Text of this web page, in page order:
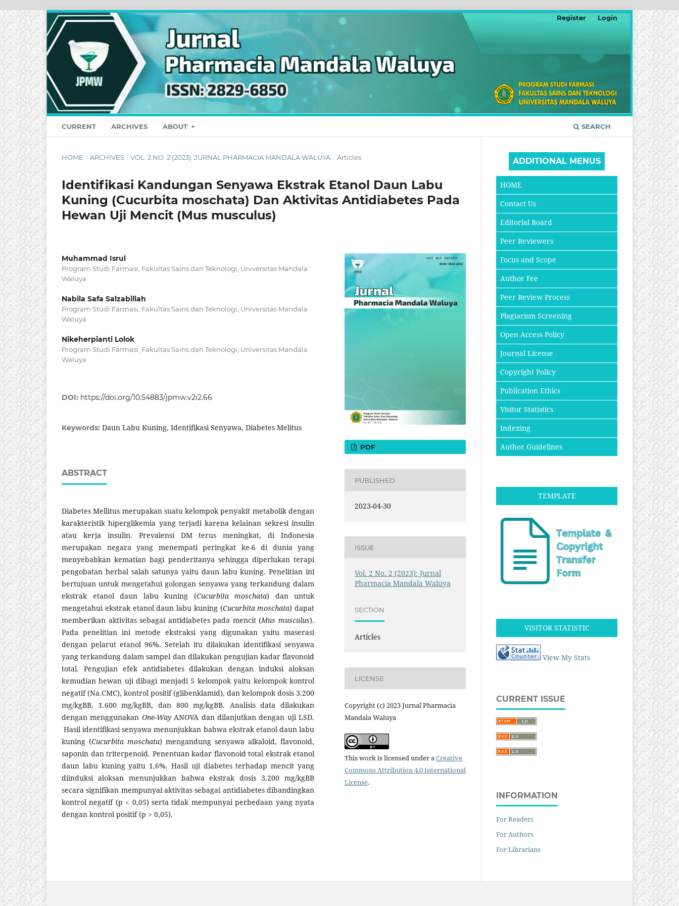
CURRENT ARCHIVES ABOUT SEARCH
Register Login
HOME / ARCHIVES / VOL. 2 NO. 2 (2023): JURNAL PHARMACIA MANDALA WALUYA / Articles
Identifikasi Kandungan Senyawa Ekstrak Etanol Daun Labu
Kuning (Cucurbita moschata) Dan Aktivitas Antidiabetes Pada
Hewan Uji Mencit (Mus musculus)
Muhammad Isrul
Program Studi Farmasi, Fakultas Sains dan Teknologi, Universitas Mandala
Waluya
Nabila Safa Salzabillah
Program Studi Farmasi, Fakultas Sains dan Teknologi, Universitas Mandala
Waluya
Nikeherpianti Lolok
Program Studi Farmasi, Fakultas Sains dan Teknologi, Universitas Mandala
Waluya
DOI: https://doi.org/10.54883/jpmw.v2i2.66
Keywords: Daun Labu Kuning, Identifikasi Senyawa, Diabetes Melitus
ABSTRACT
Diabetes Mellitus merupakan suatu kelompok penyakit metabolik dengan
karakteristik hiperglikemia yang terjadi karena kelainan sekresi insulin
atau kerja insulin. Prevalensi DM terus meningkat, di Indonesia
merupakan negara yang menempati peringkat ke-6 di dunia yang
menyebabkan kematian bagi penderitanya sehingga diperlukan terapi
pengobatan herbal salah satunya yaitu daun labu kuning. Penelitian ini
bertujuan untuk mengetahui golongan senyawa yang terkandung dalam
ekstrak etanol daun labu kuning (Cucurbita moschata) dan untuk
mengetahui ekstrak etanol daun labu kuning (Cucurbita moschata) dapat
memberikan aktivitas sebagai antidiabetes pada mencit (Mus musculus).
Pada penelitian ini metode ekstraksi yang digunakan yaitu maserasi
dengan pelarut etanol 96%. Setelah itu dilakukan identifikasi senyawa
yang terkandung dalam sampel dan dilakukan pengujian kadar flavonoid
total. Pengujian efek antidiabetes dilakukan dengan induksi aloksan
kemudian hewan uji dibagi menjadi 5 kelompok yaitu kelompok kontrol
negatif (Na.CMC), kontrol positif (glibenklamid), dan kelompok dosis 3.200
mg/kgBB, 1.600 mg/kgBB, dan 800 mg/kgBB. Analisis data dilakukan
dengan menggunakan One-WayANOVA dan dilanjutkan dengan uji LSD.
Hasil identifikasi senyawa menunjukkan bahwa ekstrak etanol daun labu
kuning (Cucurbita moschata) mengandung senyawa alkaloid, flavonoid,
saponin dan triterpenoid. Penentuan kadar flavonoid total ekstrak etanol
daun labu kuning yaitu 1,6%. Hasil uji diabetes terhadap mencit yang
diinduksi aloksan menunjukkan bahwa ekstrak dosis 3.200 mg/kgBB
secara signifikan mempunyai aktivitas sebagai antidiabetes dibandingkan
kontrol negatif (p < 0,05) serta tidak mempunyai perbedaan yang nyata
dengan kontrol positif (p > 0,05).
PDF
PUBLISHED
2023-04-30
ISSUE
Vol. 2 No. 2 (2023): Jurnal
Pharmacia Mandala Waluya
SECTION
Articles
LICENSE
Copyright (c) 2023 Jurnal Pharmacia
Mandala Waluya
This work is licensed under aCreative
Commons Attribution 4.0 International
License.
ADDITIONAL MENUS
HOME
Contact Us
Editorial Board
Peer Reviewers
Focus and Scope
Author Fee
Peer Review Process
Plagiarism Screening
Open Access Policy
Journal License
Copyright Policy
Publication Ethics
Visitor Statistics
Indexing
Author Guidelines
TEMPLATE
VISITOR STATISTIC
View My Stats
CURRENT ISSUE
INFORMATION
For Readers
For Authors
For Librarians